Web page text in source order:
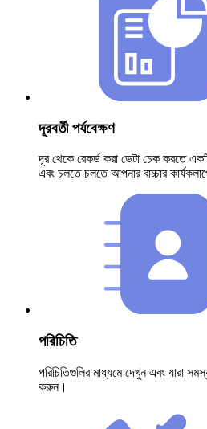
দূরবর্তী পর্যবেক্ষণ
দূর থেকে রেকর্ড করা ডেটা চেক করতে
এবং চলতে চলতে আপনার বাচ্চার
পরিচিতি
পরিচিতিগুলির মাধ্যমে দেখুন এবং যারা
করুন।